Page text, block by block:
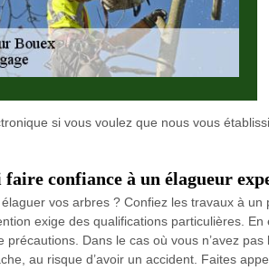
si vous voulez que nous vous
confiance à un élagueur
vos arbres ? Confiez les travaux à
exige des qualifications particulières.
précautions. Dans le cas où vous n’avez
au risque d’avoir un accident. Faites